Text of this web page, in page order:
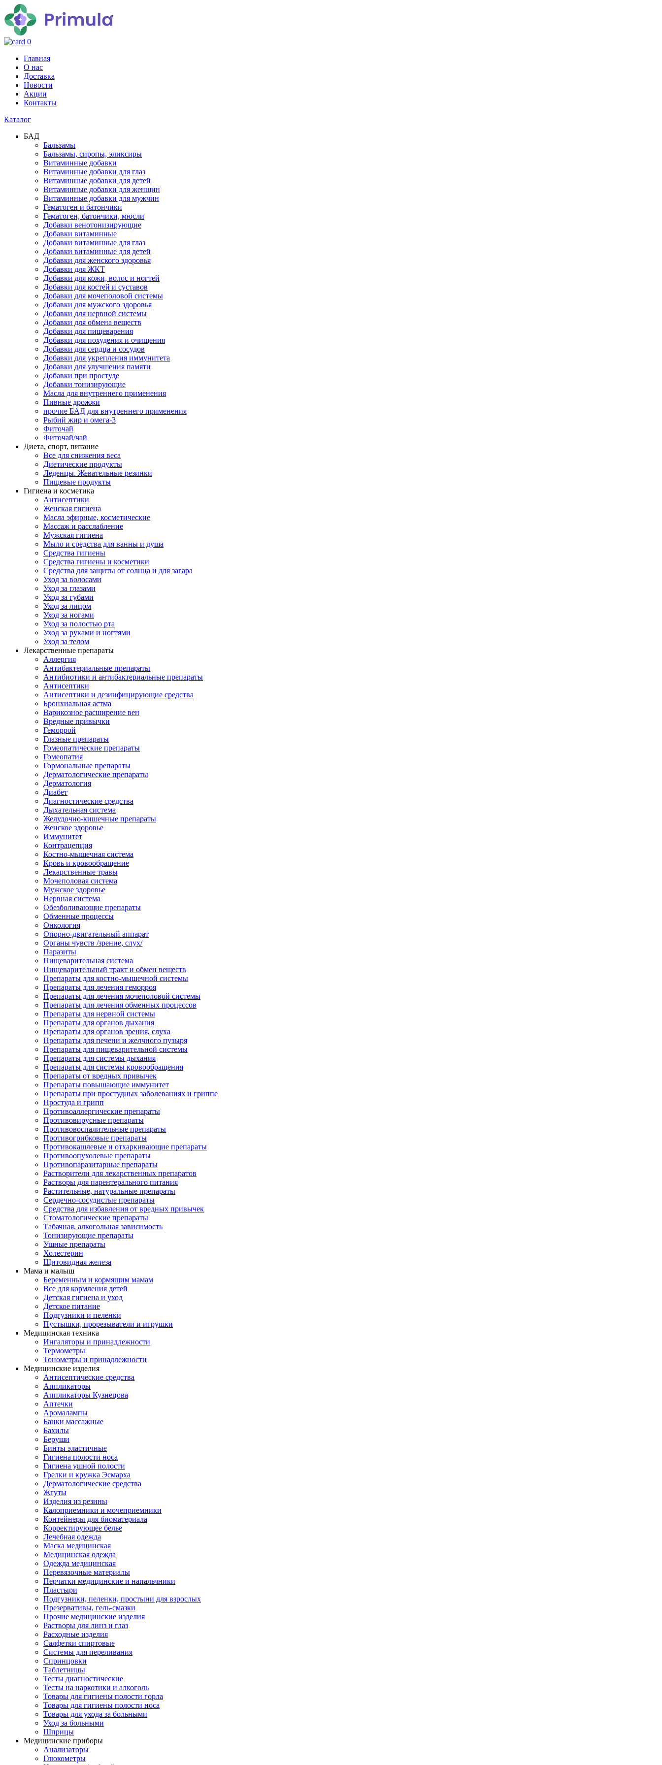
0
Главная
О нас
Доставка
Новости
Акции
Контакты
Каталог
БАД
Бальзамы
Бальзамы, сиропы, эликсиры
Витаминные добавки
Витаминные добавки для глаз
Витаминные добавки для детей
Витаминные добавки для женщин
Витаминные добавки для мужчин
Гематоген и батончики
Гематоген, батончики, мюсли
Добавки венотонизирующие
Добавки витаминные
Добавки витаминные для глаз
Добавки витаминные для детей
Добавки для женского здоровья
Добавки для ЖКТ
Добавки для кожи, волос и ногтей
Добавки для костей и суставов
Добавки для мочеполовой системы
Добавки для мужского здоровья
Добавки для нервной системы
Добавки для обмена веществ
Добавки для пищеварения
Добавки для похудения и очищения
Добавки для сердца и сосудов
Добавки для укрепления иммунитета
Добавки для улучшения памяти
Добавки при простуде
Добавки тонизирующие
Масла для внутреннего применения
Пивные дрожжи
прочие БАД для внутреннего применения
Рыбий жир и омега-3
Фиточай
Фиточай/чай
Диета, спорт, питание
Все для снижения веса
Диетические продукты
Леденцы. Жевательные резинки
Пищевые продукты
Гигиена и косметика
Антисептики
Женская гигиена
Масла эфирные, косметические
Массаж и расслабление
Мужская гигиена
Мыло и средства для ванны и душа
Средства гигиены
Средства гигиены и косметики
Средства для защиты от солнца и для загара
Уход за волосами
Уход за глазами
Уход за губами
Уход за лицом
Уход за ногами
Уход за полостью рта
Уход за руками и ногтями
Уход за телом
Лекарственные препараты
Аллергия
Антибактериальные препараты
Антибиотики и антибактериальные препараты
Антисептики
Антисептики и дезинфицирующие средства
Бронхиальная астма
Варикозное расширение вен
Вредные привычки
Геморрой
Глазные препараты
Гомеопатические препараты
Гомеопатия
Гормональные препараты
Дерматологические препараты
Дерматология
Диабет
Диагностические средства
Дыхательная система
Желудочно-кишечные препараты
Женское здоровье
Иммунитет
Контрацепция
Костно-мышечная система
Кровь и кровообращение
Лекарственные травы
Мочеполовая система
Мужское здоровье
Нервная система
Обезболивающие препараты
Обменные процессы
Онкология
Опорно-двигательный аппарат
Органы чувств /зрение, слух/
Паразиты
Пищеварительная система
Пищеварительный тракт и обмен веществ
Препараты для костно-мышечной системы
Препараты для лечения геморроя
Препараты для лечения мочеполовой системы
Препараты для лечения обменных процессов
Препараты для нервной системы
Препараты для органов дыхания
Препараты для органов зрения, слуха
Препараты для печени и желчного пузыря
Препараты для пищеварительной системы
Препараты для системы дыхания
Препараты для системы кровообращения
Препараты от вредных привычек
Препараты повышающие иммунитет
Препараты при простудных заболеваниях и гриппе
Простуда и грипп
Противоаллергические препараты
Противовирусные препараты
Противовоспалительные препараты
Противогрибковые препараты
Противокашлевые и отхаркивающие препараты
Противоопухолевые препараты
Противопаразитарные препараты
Растворители для лекарственных препаратов
Растворы для парентерального питания
Растительные, натуральные препараты
Сердечно-сосудистые препараты
Средства для избавления от вредных привычек
Стоматологические препараты
Табачная, алкогольная зависимость
Тонизирующие препараты
Ушные препараты
Холестерин
Щитовидная железа
Мама и малыш
Беременным и кормящим мамам
Все для кормления детей
Детская гигиена и уход
Детское питание
Подгузники и пеленки
Пустышки, прорезыватели и игрушки
Медицинская техника
Ингаляторы и принадлежности
Термометры
Тонометры и принадлежности
Медицинские изделия
Антисептические средства
Аппликаторы
Аппликаторы Кузнецова
Аптечки
Аромалампы
Банки массажные
Бахилы
Беруши
Бинты эластичные
Гигиена полости носа
Гигиена ушной полости
Грелки и кружка Эсмарха
Дерматологические средства
Жгуты
Изделия из резины
Калоприемники и мочеприемники
Контейнеры для биоматериала
Корректирующее белье
Лечебная одежда
Маска медицинская
Медицинская одежда
Одежда медицинская
Перевязочные материалы
Перчатки медицинские и напальчники
Пластыри
Подгузники, пеленки, простыни для взрослых
Презервативы, гель-смазки
Прочие медицинские изделия
Растворы для линз и глаз
Расходные изделия
Салфетки спиртовые
Системы для переливания
Спринцовки
Таблетницы
Тесты диагностические
Тесты на наркотики и алкоголь
Товары для гигиены полости горла
Товары для гигиены полости носа
Товары для ухода за больными
Уход за больными
Шприцы
Медицинские приборы
Анализаторы
Глюкометры